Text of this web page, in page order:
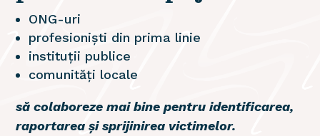
ONG-uri
profesioniști din prima linie
instituții publice
comunități locale
să colaboreze mai bine pentru identificarea,
raportarea și sprijinirea victimelor.